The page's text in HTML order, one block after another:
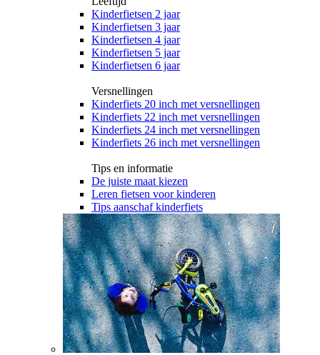
Kinderfietsen 2 jaar
Kinderfietsen 3 jaar
Kinderfietsen 4 jaar
Kinderfietsen 5 jaar
Kinderfietsen 6 jaar
Versnellingen
Kinderfiets 20 inch met versnellingen
Kinderfiets 22 inch met versnellingen
Kinderfiets 24 inch met versnellingen
Kinderfiets 26 inch met versnellingen
Tips en informatie
De juiste maat kiezen
Leren fietsen voor kinderen
Tips aanschaf kinderfiets